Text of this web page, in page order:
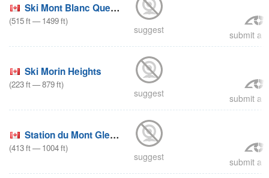
Ski Mont Blanc Quebec
(515ft—1499ft)
suggest submit a
Ski Morin Heights
(223ft—879ft)
suggest submit a
Station du Mont Gleason
(413ft—1004ft)
suggest submit a